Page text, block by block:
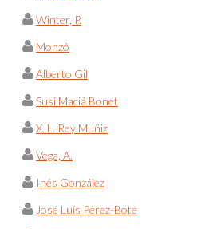
Winter, P.
Monzó
Alberto Gil
Susi Maciá Bonet
X. L. Rey Muñiz
Vega, A.
Inés González
José Luís Pérez-Bote